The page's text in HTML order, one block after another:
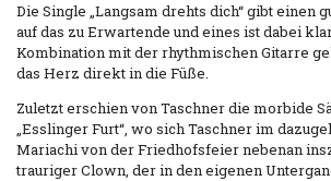
Die Single „Langsam drehts dich“ gibt einen
auf das zu Erwartende und eines ist dabei
Kombination mit der rhythmischen Gitarre
das Herz direkt in die Füße.
Zuletzt erschien von Taschner die morbide
„Esslinger Furt“, wo sich Taschner im
Mariachi von der Friedhofsfeier nebenan
trauriger Clown, der in den eigenen